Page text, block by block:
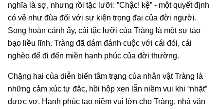
nghĩa là sợ, nhưng rồi tặc lưỡi: ”Chậc! kệ” - một quyết định
có vẻ như đùa đối với sự kiện trọng đại của đời người.
Song hoàn cảnh ấy, cái tặc lưỡi của Tràng là một sự táo
bạo liều lĩnh. Tràng đã dám đánh cuộc với cái đói, cái
nghèo để đi đến miền hạnh phúc của đời thường.
Chặng hai của diễn biến tâm trạng của nhân vật Tràng là
những cảm xúc tự đắc, hồi hộp xen lẫn niềm vui khi “nhặt”
được vợ. Hạnh phúc tạo niềm vui lớn cho Tràng, nhà văn